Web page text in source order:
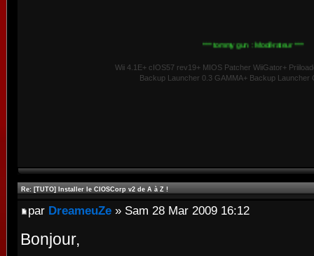
*** tommy gun : Modérateur ***
Wii 4.1E+ cIOS57 rev19+ MIOS Patcher WiiGator+
Backup Launcher 0.3 GAMMA+ Backup Launcher
Re: [TUTO] Installer le CIOSCorp v2 de A à Z !
par DreameuZe » Sam 28 Mar 2009 16:12
Bonjour,